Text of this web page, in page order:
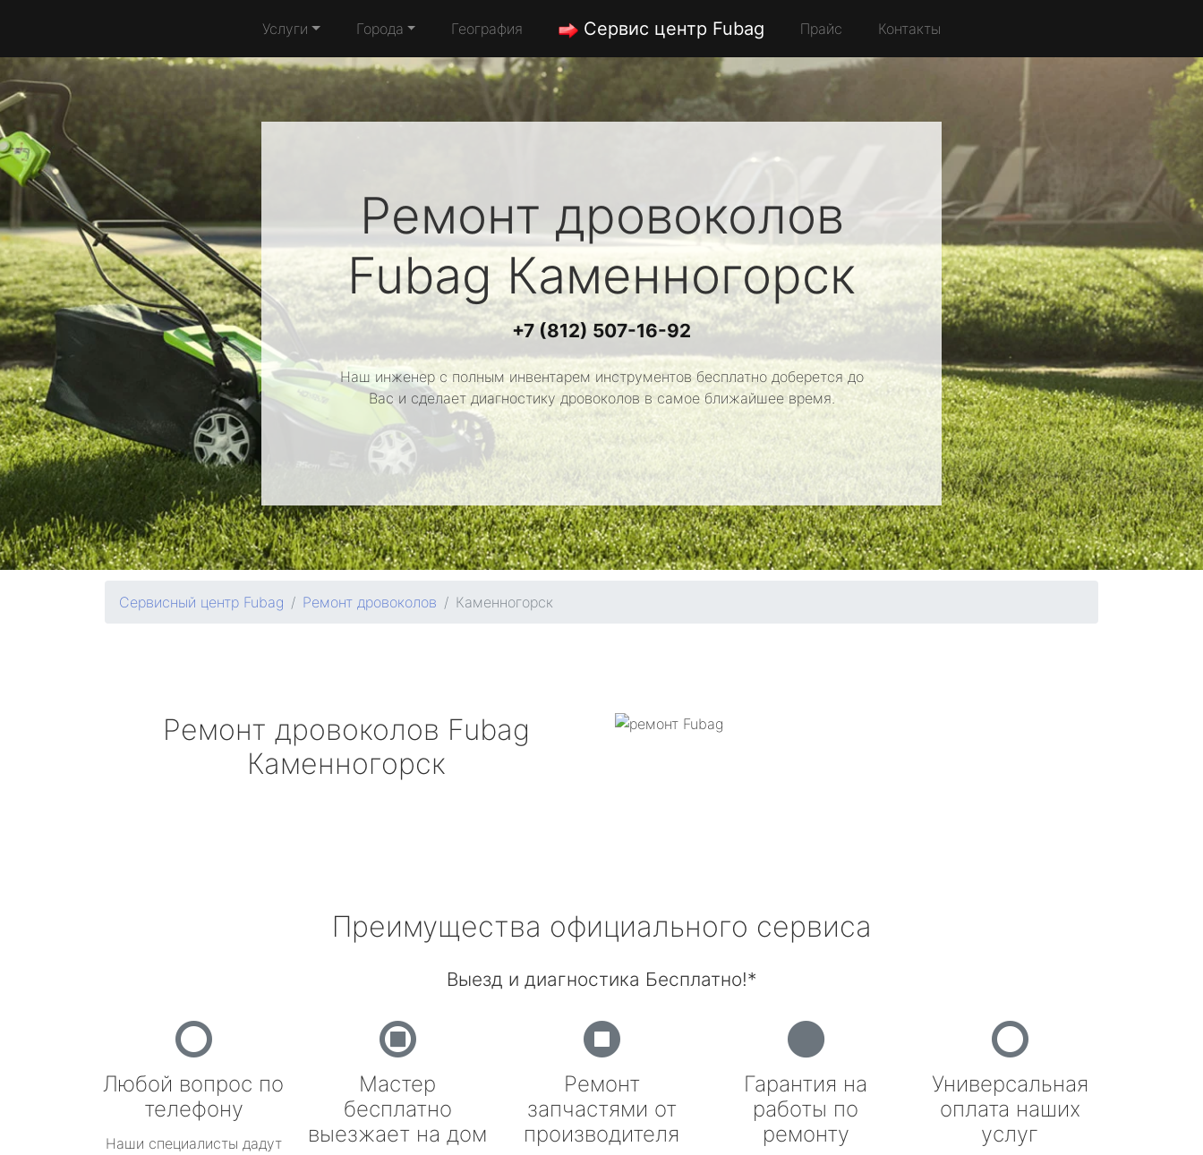
Услуги Города География Сервис центр Fubag Прайс Контакты
Ремонт дровоколов
Fubag Каменногорск
+7 (812) 507-16-92
Наш инженер с полным инвентарем инструментов бесплатно доберется до
Вас и сделает диагностику дровоколов в самое ближайшее время.
Сервисный центр Fubag Ремонт дровоколов Каменногорск
Ремонт дровоколов Fubag
Каменногорск
Преимущества официального сервиса
Выезд и диагностика Бесплатно!*
Любой вопрос по
телефону
Наши специалисты дадут
Мастер
бесплатно
выезжает на дом
Ремонт
запчастями от
производителя
Гарантия на
работы по
ремонту
Универсальная
оплата наших
услуг